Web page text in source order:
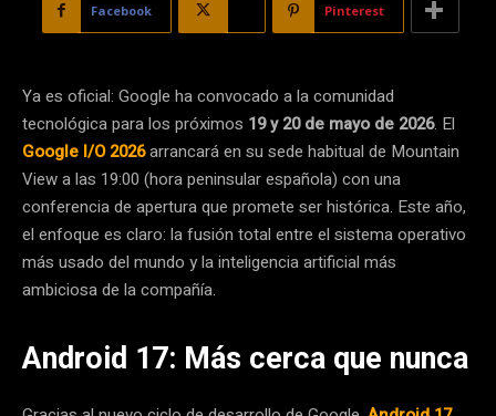
Facebook Pinterest
Ya es oficial: Google ha convocado a la comunidad
tecnológica para los próximos 19 y 20 de mayo de 2026. El
Google I/O 2026arrancará en su sede habitual de Mountain
View a las 19:00 (hora peninsular española) con una
conferencia de apertura que promete ser histórica. Este año,
el enfoque es claro: la fusión total entre el sistema operativo
más usado del mundo y la inteligencia artificial más
ambiciosa de la compañía.
Android 17: Más cerca que nunca